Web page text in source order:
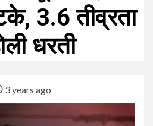
3.6 तीव्रता
धरती
3 years ago